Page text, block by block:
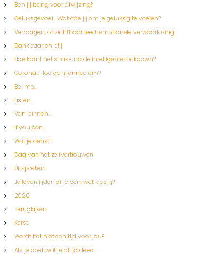
Ben jij bang voor afwijzing?
Geluksgevoel… Wat doe jij om je gelukkig te voelen?
Verborgen, onzichtbaar leed: emotionele verwaarlozing
Dankbaar en blij
Hoe komt het straks, na de intelligente lockdown?
Corona… Hoe ga jij ermee om?
Bel me…
Listen..
Van binnen…
If you can…
Wat je denkt…
Dag van het zelfvertrouwen
Uitspreken
Je leven lijden of leiden, wat kies jij?
2020
Terugkijken
Kerst
Wordt het niet een tijd voor jou?
Als je doet wat je altijd deed…